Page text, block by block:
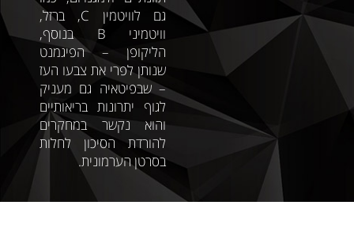
גם לוויטמין C, ברזל,
וויטמיני B בנוסף,
הליקופן – הפיגמנט
שנותן לפרי את צבעו העז
– שבפיטאיה גם מעניק
לגוף יתרונות בריאותיים
והוא נקשר במחקרים
להורדת הסיכון לחלות
בסרטן הערמונית.